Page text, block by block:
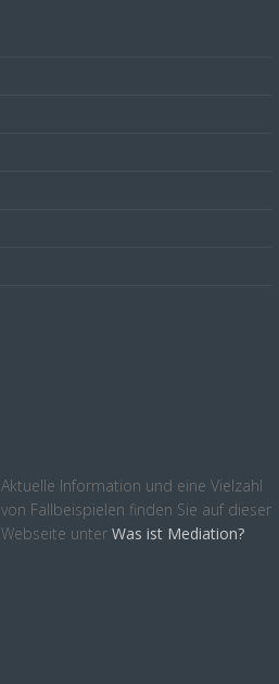
Aktuelle Information und eine Vielzahl
von Fallbeispielen finden Sie auf dieser
Webseite unter Was ist Mediation?